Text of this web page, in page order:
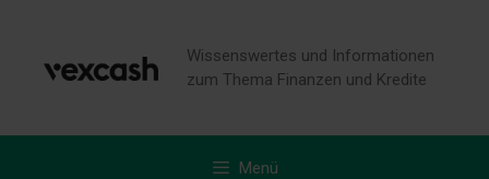
springen
Wissenswertes und Informationen
zum Thema Finanzen und Kredite
Menü